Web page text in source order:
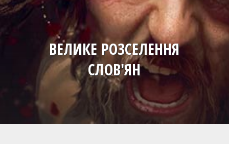
ВЕЛИКЕ РОЗСЕЛЕННЯ
СЛОВ'ЯН